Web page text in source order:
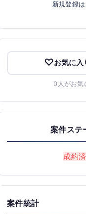
新規登録
お気に入
0人がお気
案件ステ
成約
案件統計